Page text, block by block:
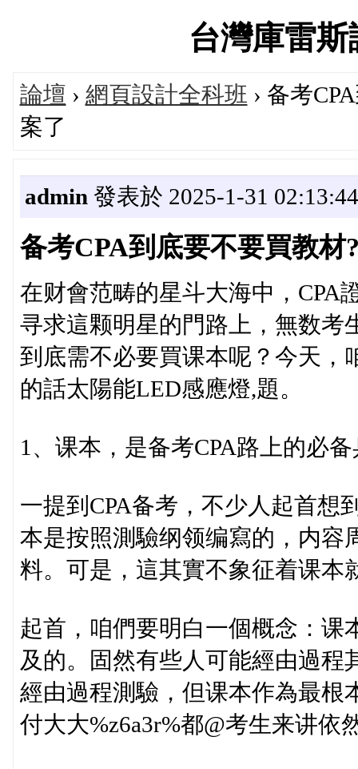
台灣庫雷
論壇 › 網頁設計全科班 › 备考
案了
admin 發表於 2025-1-31 02:13:44
备考CPA到底要不要買教
在财會范畴的星斗大海中，CPA
寻求這颗明星的門路上，無数考
到底需不必要買课本呢？今天，
的話太陽能LED感應燈,題。
1、课本，是备考CPA路上的必
一提到CPA备考，不少人起首想
本是按照測驗纲领编寫的，内容
料。可是，這其實不象征着课本
起首，咱們要明白一個概念：课
及的。固然有些人可能經由過程
經由過程測驗，但课本作為最根
付大大%z6a3r%都@考生来讲依